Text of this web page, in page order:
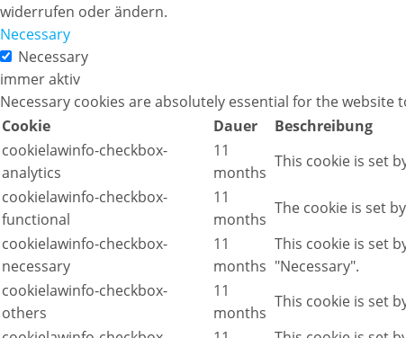
widerrufen oder ändern.
Necessary
Necessary
immer aktiv
Necessary cookies are absolutely essential for the
Cookie
Dauer
Beschreibung
cookielawinfo-checkbox-
analytics
11
months
This cookie is set
cookielawinfo-checkbox-
functional
11
months
The cookie is set
cookielawinfo-checkbox-
necessary
11
months
This cookie is set
"Necessary".
cookielawinfo-checkbox-
others
11
months
This cookie is set